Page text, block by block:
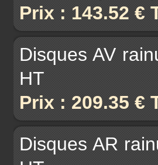
Prix : 143.52 €
Disques AV
HT
Prix : 209.35 €
Disques AR